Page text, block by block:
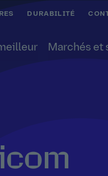
Marchés et
DURABILITÉ